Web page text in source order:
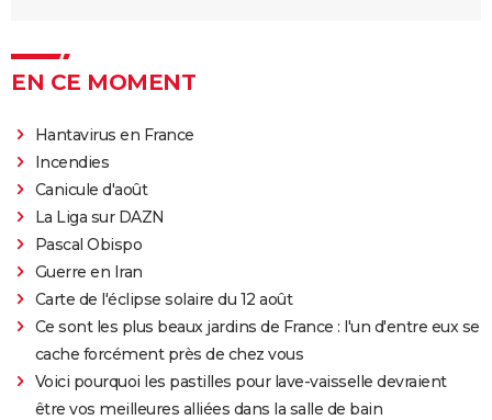
EN CE MOMENT
Hantavirus en France
Incendies
Canicule d'août
La Liga sur DAZN
Pascal Obispo
Guerre en Iran
Carte de l'éclipse solaire du 12 août
Ce sont les plus beaux jardins de France : l'un d'entre eux se
cache forcément près de chez vous
Voici pourquoi les pastilles pour lave-vaisselle devraient
être vos meilleures alliées dans la salle de bain